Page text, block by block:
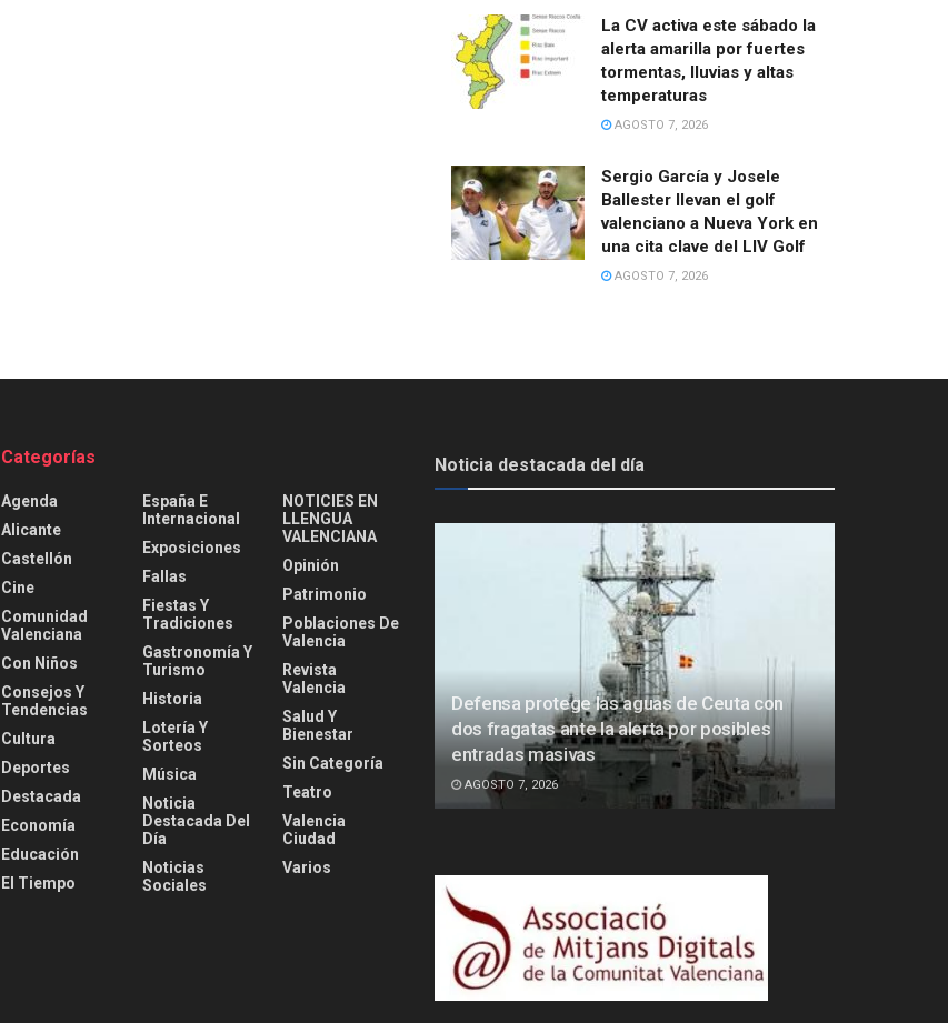
La CV activa este sábado la
alerta amarilla por fuertes
tormentas, lluvias y altas
temperaturas
AGOSTO 7, 2026
Sergio García y Josele
Ballester llevan el golf
valenciano a Nueva York en
una cita clave del LIV Golf
AGOSTO 7, 2026
Categorías
Agenda
Alicante
Castellón
Cine
Comunidad
Valenciana
Con Niños
Consejos Y
Tendencias
Cultura
Deportes
Destacada
Economía
Educación
El Tiempo
España E
Internacional
Exposiciones
Fallas
Fiestas Y
Tradiciones
Gastronomía Y
Turismo
Historia
Lotería Y
Sorteos
Música
Noticia
Destacada Del
Día
Noticias
Sociales
NOTICIES EN
LLENGUA
VALENCIANA
Opinión
Patrimonio
Poblaciones De
Valencia
Revista
Valencia
Salud Y
Bienestar
Sin Categoría
Teatro
Valencia
Ciudad
Varios
Noticia destacada del día
Defensa protege las aguas de Ceuta con
dos fragatas ante la alerta por posibles
entradas masivas
AGOSTO 7, 2026